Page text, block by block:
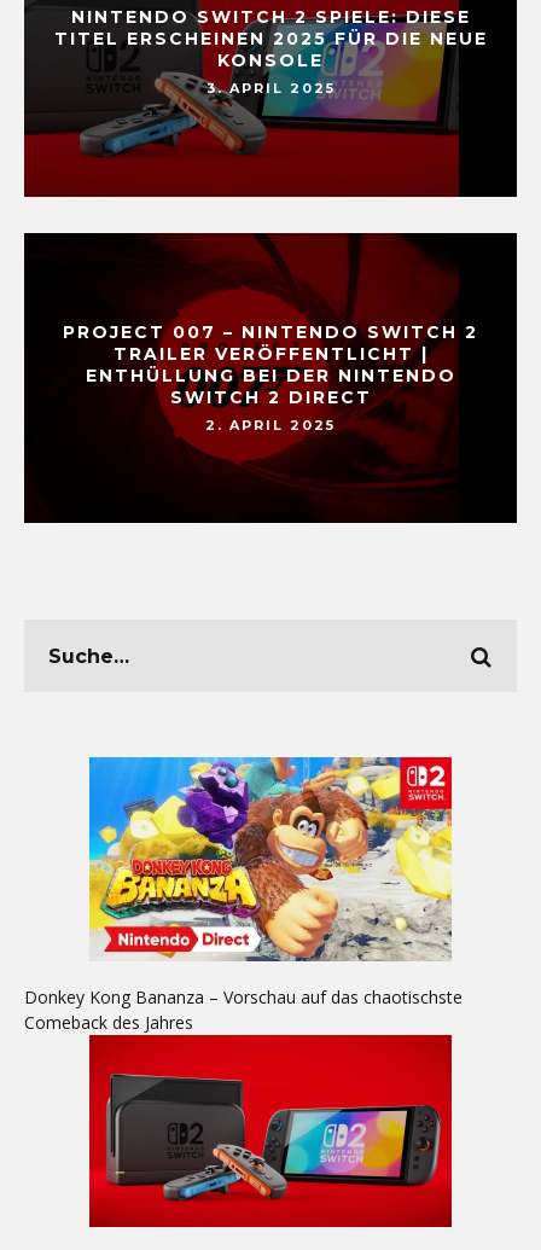
NINTENDO SWITCH 2 SPIELE: DIESE
TITEL ERSCHEINEN 2025 FÜR DIE NEUE
KONSOLE
3. APRIL 2025
PROJECT 007 – NINTENDO SWITCH 2
TRAILER VERÖFFENTLICHT |
ENTHÜLLUNG BEI DER NINTENDO
SWITCH 2 DIRECT
2. APRIL 2025
Donkey Kong Bananza – Vorschau auf das chaotischste
Comeback des Jahres